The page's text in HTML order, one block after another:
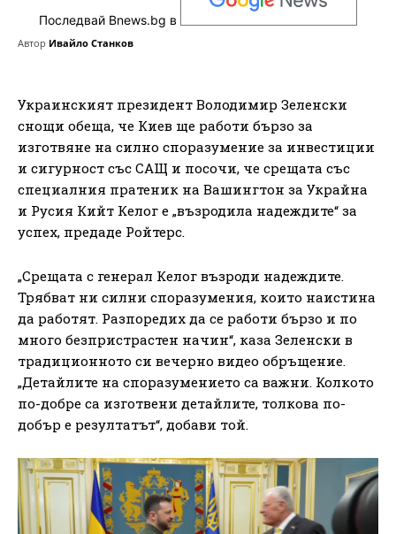
Последвай Bnews.bg в
Автор Ивайло Станков
Украинският президент Володимир Зеленски
снощи обеща, че Киев ще работи бързо за
изготвяне на силно споразумение за инвестиции
и сигурност със САЩ и посочи, че срещата със
специалния пратеник на Вашингтон за Украйна
и Русия Кийт Келог е „възродила надеждите“ за
успех, предаде Ройтерс.
„Срещата с генерал Келог възроди надеждите.
Трябват ни силни споразумения, които наистина
да работят. Разпоредих да се работи бързо и по
много безпристрастен начин“, каза Зеленски в
традиционното си вечерно видео обръщение.
„Детайлите на споразумението са важни. Колкото
по-добре са изготвени детайлите, толкова по-
добър е резултатът“, добави той.